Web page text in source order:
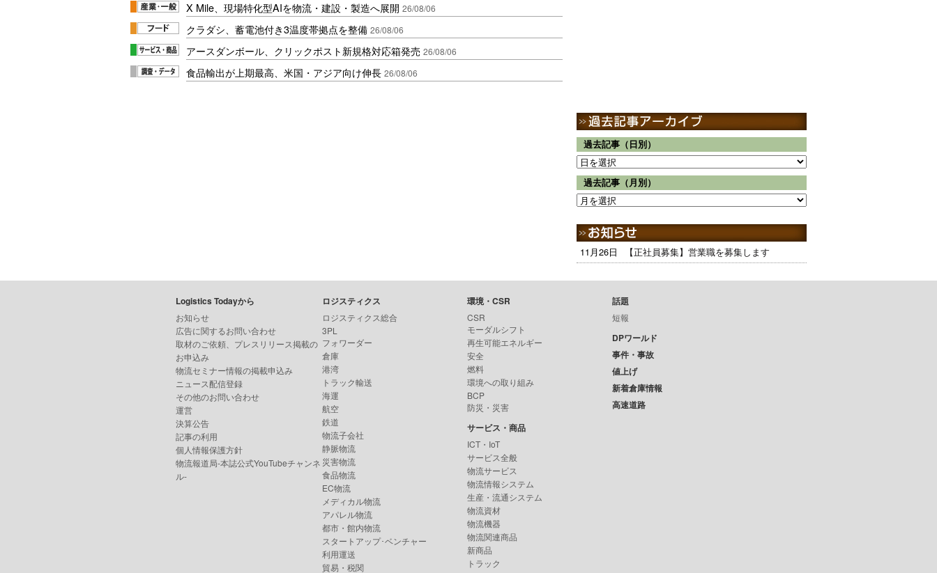
X Mile、現場特化型AIを物流・建設・製造へ展開 26/08/06
クラダシ、蓄電池付き3温度帯拠点を整備 26/08/06
アースダンボール、クリックポスト新規格対応箱発売 26/08/06
食品輸出が上期最高、米国・アジア向け伸長 26/08/06
過去記事（日別）
過去記事（月別）
11月26日 【正社員募集】営業職を募集します
Logistics Todayから
お知らせ
広告に関するお問い合わせ
取材のご依頼、プレスリリース掲載の
お申込み
物流セミナー情報の掲載申込み
ニュース配信登録
その他のお問い合わせ
運営
決算公告
記事の利用
個人情報保護方針
物流報道局-本誌公式YouTubeチャンネ
ル-
ロジスティクス
ロジスティクス総合
3PL
フォワーダー
倉庫
港湾
トラック輸送
海運
航空
鉄道
物流子会社
静脈物流
災害物流
食品物流
EC物流
メディカル物流
アパレル物流
都市・館内物流
スタートアップ･ベンチャー
利用運送
貿易・税関
環境・CSR
CSR
モーダルシフト
再生可能エネルギー
安全
燃料
環境への取り組み
BCP
防災・災害
サービス・商品
ICT・IoT
サービス全般
物流サービス
物流情報システム
生産・流通システム
物流資材
物流機器
物流関連商品
新商品
トラック
話題
短報
DPワールド
事件・事故
値上げ
新着倉庫情報
高速道路